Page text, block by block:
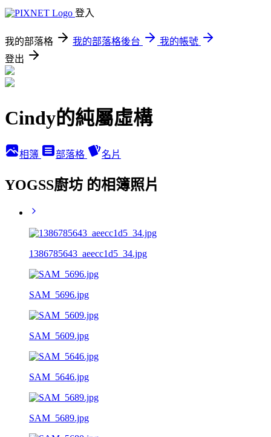
登入
我的部落格 我的部落格後台
我的帳號
登出
Cindy的純屬虛構
相簿 部落格 名片
YOGSS廚坊 的相簿照片
1386785643_aeecc1d5_34.jpg
SAM_5696.jpg
SAM_5609.jpg
SAM_5646.jpg
SAM_5689.jpg